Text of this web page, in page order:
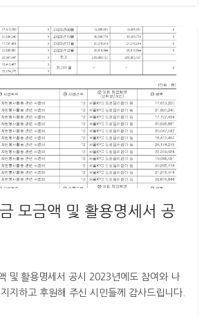
모금액 및 활용명세서 공
및 활용명세서 공시 2023년에도 참여와 나
지하고 후원해 주신 시민들께 감사드립니다.